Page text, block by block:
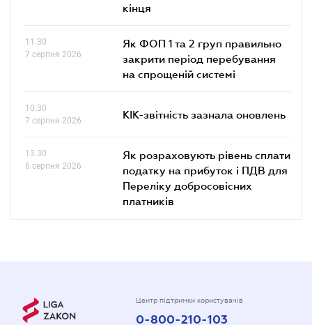
кінця
11.30
7 серпня 2026
Як ФОП 1 та 2 груп правильно
закрити період перебування
на спрощеній системі
10.30
7 серпня 2026
КІК-звітність зазнала оновлень
13.30
6 серпня 2026
Як розраховують рівень сплати
податку на прибуток і ПДВ для
Переліку добросовісних
платників
Центр підтримки користувачів
0-800-210-103